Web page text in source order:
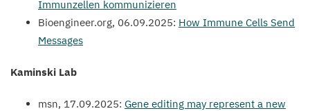
Immunzellen kommunizieren
Bio​engi​neer​.org, 06.09.2025: How Immune Cells Send
Messages
Kaminski Lab
msn, 17.09.2025: Gene editing may represent a new